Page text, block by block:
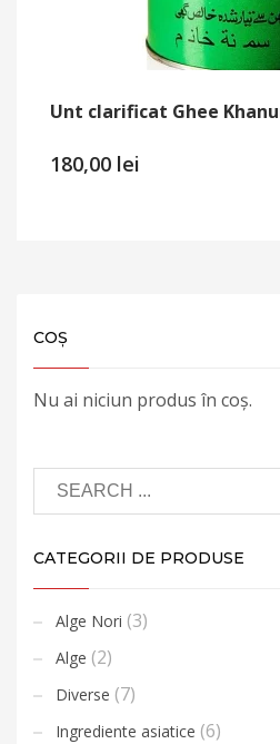
Unt clarificat Ghee
180,00 lei
COȘ
Nu ai niciun produs în coș.
CATEGORII DE PRODUSE
Alge Nori (3)
Alge (2)
Diverse (7)
Ingrediente asiatice (6)